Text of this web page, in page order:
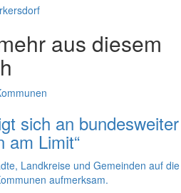
aus diesem
sich an bundesweiter
am Limit“
Landkreise und Gemeinden auf die
aufmerksam.